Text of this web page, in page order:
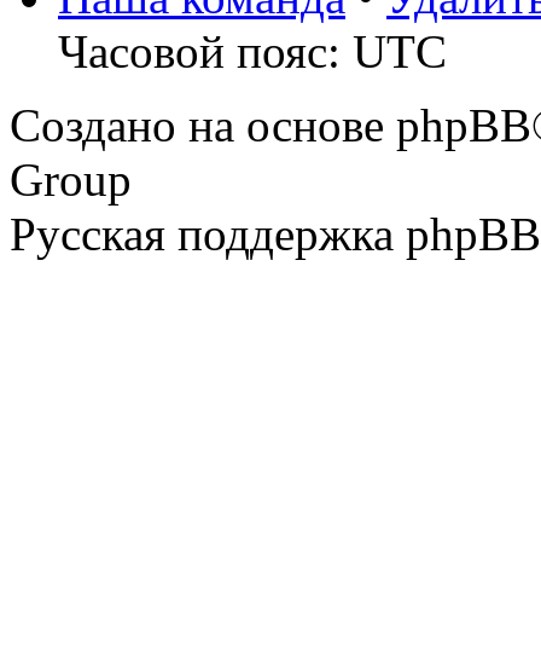
Часовой пояс: UTC
Создано на основе
Group
Русская поддержка phpBB